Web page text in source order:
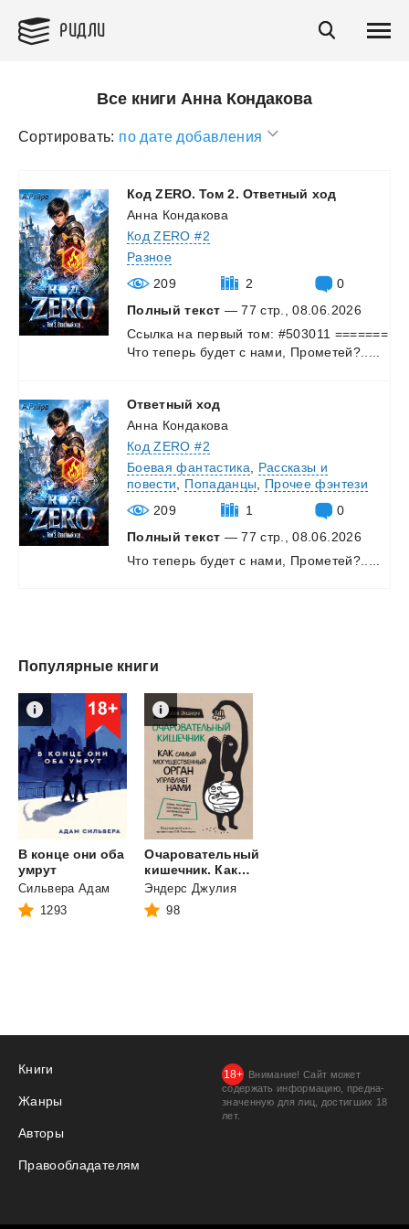
РИДЛИ
Все книги Анна Кондакова
Сортировать: по дате добавления
Код ZERO. Том 2. Ответный ход
Анна Кондакова
Код ZERO #2
Разное
209
2
0
Полный текст — 77 стр., 08.06.2026
Ссылка на первый том: #503011 =======
Что теперь будет с нами, Прометей?.....
Ответный ход
Анна Кондакова
Код ZERO #2
Боевая фантастика
Рассказы и
повести
Попаданцы
Прочее фэнтези
209
1
0
Полный текст — 77 стр., 08.06.2026
Что теперь будет с нами, Прометей?.....
Популярные книги
В конце они оба
умрут
Сильвера Адам
1293
Очаровательный
кишечник. Как самый могущественный орган управляет нами
Эндерс Джулия
98
Книги
Жанры
Авторы
Правообладателям
Внимание! Сайт может
содержать информацию, предна­
значенную для лиц, дости­гших 18
лет.